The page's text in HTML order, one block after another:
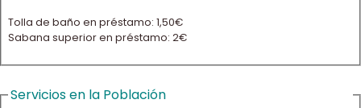
Tolla de baño en préstamo: 1,50€
Sabana superior en préstamo: 2€
Servicios en la Población